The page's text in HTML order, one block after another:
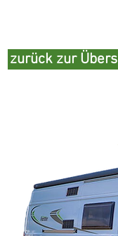
zurück zur